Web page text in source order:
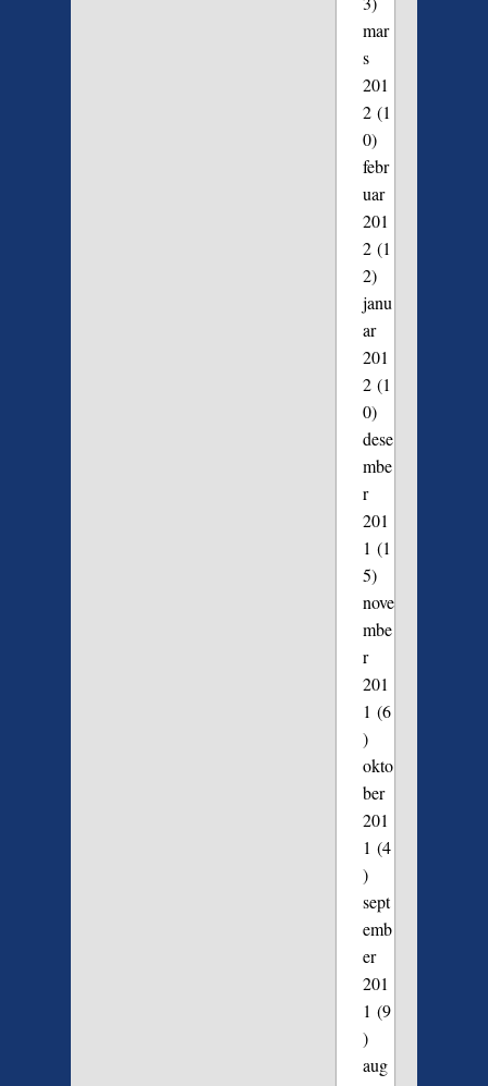
mar
s
201
2(1
0)
febr
uar
201
2(1
2)
janu
ar
201
2(1
0)
dese
mbe
r
201
1 (1
5)
nove
mbe
r
201
1 (6
)
okto
ber
201
1 (4
)
sept
emb
er
201
1 (9
)
aug